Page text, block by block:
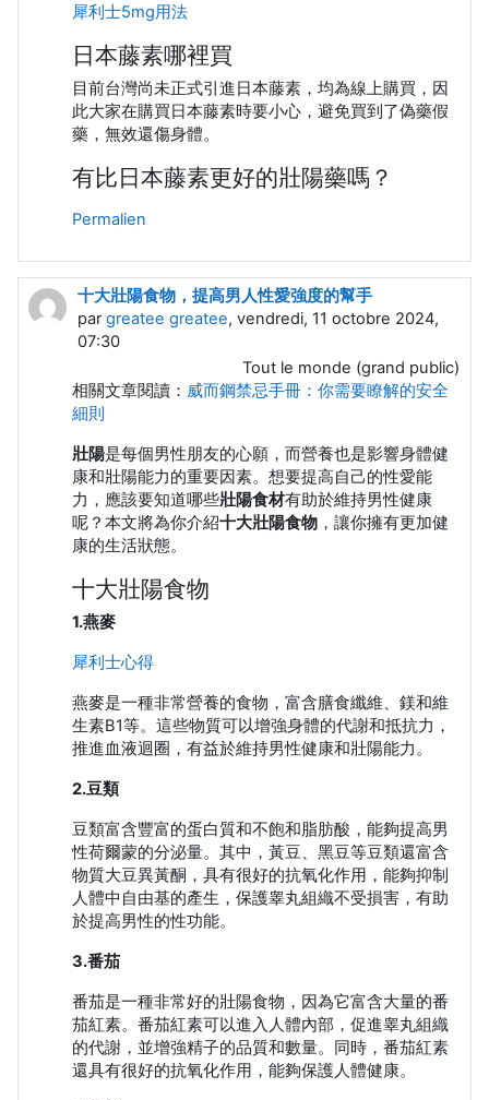
犀利士5mg用法
日本藤素哪裡買
目前台灣尚未正式引進日本藤素，均為線上購買，因
此大家在購買日本藤素時要小心，避免買到了偽藥假
藥，無效還傷身體。
有比日本藤素更好的壯陽藥嗎？
Permalien
十大壯陽食物，提高男人性愛強度的幫手
pargreatee greatee, vendredi, 11 octobre 2024,
07:30
Tout le monde (grand public)
相關文章閱讀： 威而鋼禁忌手冊：你需要瞭解的安全
細則
壯陽是每個男性朋友的心願，而營養也是影響身體健
康和壯陽能力的重要因素。想要提高自己的性愛能
力，應該要知道哪些壯陽食材有助於維持男性健康
呢？本文將為你介紹十大壯陽食物 ，讓你擁有更加健
康的生活狀態。
十大壯陽食物
1.燕麥
犀利士心得
燕麥是一種非常營養的食物，富含膳食纖維、鎂和維
生素B1等。這些物質可以增強身體的代謝和抵抗力，
推進血液迴圈，有益於維持男性健康和壯陽能力。
2.豆類
豆類富含豐富的蛋白質和不飽和脂肪酸，能夠提高男
性荷爾蒙的分泌量。其中，黃豆、黑豆等豆類還富含
物質大豆異黃酮，具有很好的抗氧化作用，能夠抑制
人體中自由基的產生，保護睾丸組織不受損害，有助
於提高男性的性功能。
3.番茄
番茄是一種非常好的壯陽食物，因為它富含大量的番
茄紅素。番茄紅素可以進入人體內部，促進睾丸組織
的代謝，並增強精子的品質和數量。同時，番茄紅素
還具有很好的抗氧化作用，能夠保護人體健康。